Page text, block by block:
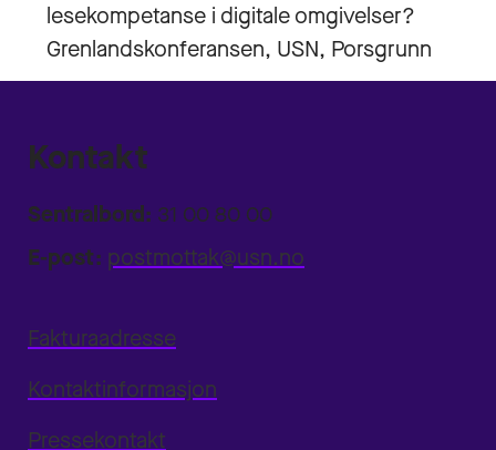
lesekompetanse i digitale omgivelser?
Grenlandskonferansen, USN, Porsgrunn
Kontakt
Sentralbord: 31 00 80 00
E-post: postmottak@usn.no
Fakturaadresse
Kontaktinformasjon
Pressekontakt